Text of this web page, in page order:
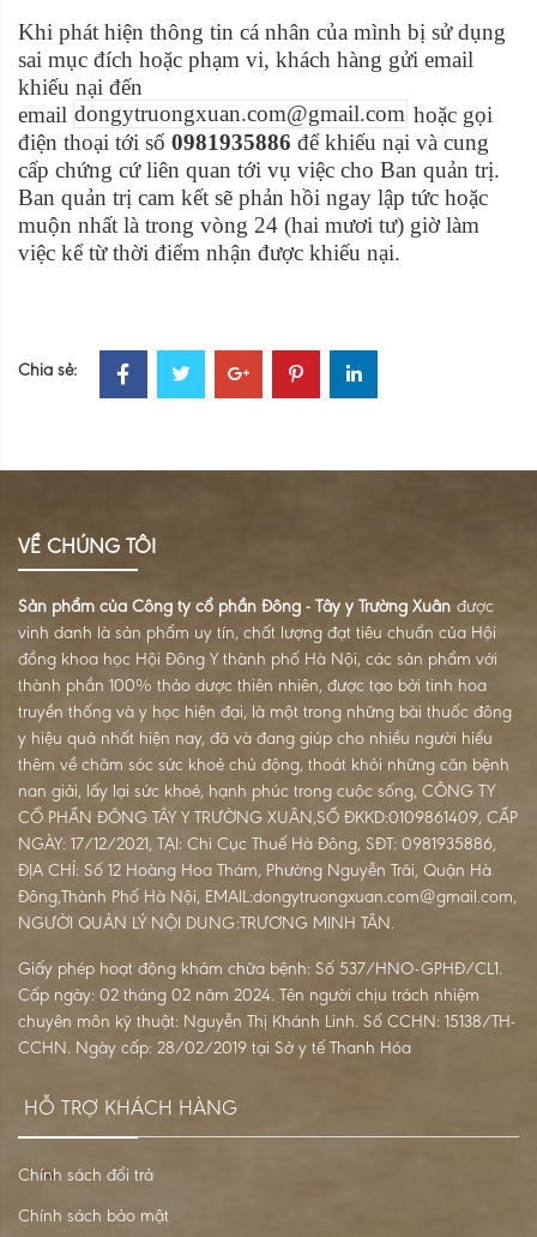
Khi phát hiện thông tin cá nhân của mình bị sử dụng
sai mục đích hoặc phạm vi, khách hàng gửi email
khiếu nại đến
email dongytruongxuan.com@gmail.com hoặc gọi
điện thoại tới số 0981935886 để khiếu nại và cung
cấp chứng cứ liên quan tới vụ việc cho Ban quản trị.
Ban quản trị cam kết sẽ phản hồi ngay lập tức hoặc
muộn nhất là trong vòng 24 (hai mươi tư) giờ làm
việc kể từ thời điểm nhận được khiếu nại.
Chia sẻ:
VỀ CHÚNG TÔI
Sản phẩm của Công ty cổ phần Đông - Tây y Trường Xuân được
vinh danh là sản phẩm uy tín, chất lượng đạt tiêu chuẩn của Hội
đồng khoa học Hội Đông Y thành phố Hà Nội, các sản phẩm với
thành phần 100% thảo dược thiên nhiên, được tạo bởi tinh hoa
truyền thống và y học hiện đại, là một trong những bài thuốc đông
y hiệu quả nhất hiện nay, đã và đang giúp cho nhiều người hiểu
thêm về chăm sóc sức khoẻ chủ động, thoát khỏi những căn bệnh
nan giải, lấy lại sức khoẻ, hạnh phúc trong cuộc sống, CÔNG TY
CỔ PHẦN ĐÔNG TÂY Y TRƯỜNG XUÂN,SỐ ĐKKD:0109861409, CẤP
NGÀY: 17/12/2021, TẠI: Chi Cục Thuế Hà Đông, SĐT: 0981935886,
ĐỊA CHỈ: Số 12 Hoàng Hoa Thám, Phường Nguyễn Trãi, Quận Hà
Đông,Thành Phố Hà Nội, EMAIL:dongytruongxuan.com@gmail.com,
NGƯỜI QUẢN LÝ NỘI DUNG:TRƯƠNG MINH TÂN.
Giấy phép hoạt động khám chữa bệnh: Số 537/HNO-GPHĐ/CL1.
Cấp ngày: 02 tháng 02 năm 2024. Tên người chịu trách nhiệm
chuyên môn kỹ thuật: Nguyễn Thị Khánh Linh. Số CCHN: 15138/TH-
CCHN. Ngày cấp: 28/02/2019 tại Sở y tế Thanh Hóa
HỖ TRỢ KHÁCH HÀNG
Chính sách đổi trả
Chính sách bảo mật